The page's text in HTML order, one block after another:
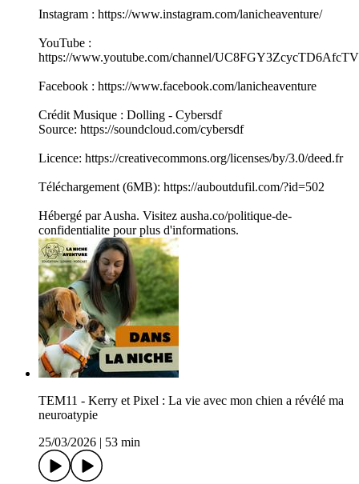
Instagram : https://www.instagram.com/lanicheaventure/
YouTube :
https://www.youtube.com/channel/
Facebook : https://www.facebook.com/lanicheaventure
Crédit Musique : Dolling - Cybersdf
Source: https://soundcloud.com/cybersdf
Licence: https://creativecommons.org/licenses/by/3.0/deed.fr
Téléchargement (6MB): https://auboutdufil.com/?id=502
Hébergé par Ausha. Visitez ausha.co/politique-de-
confidentialite pour plus d'informations.
TEM11 - Kerry et Pixel : La vie avec mon chien a révélé ma
neuroatypie
25/03/2026
53 min